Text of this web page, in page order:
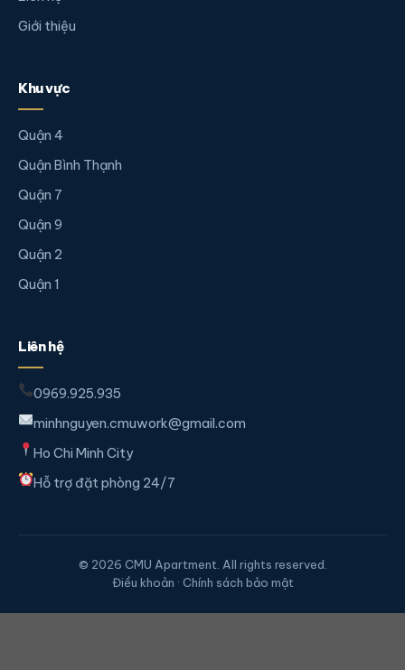
Giới thiệu
Khu vực
Quận 4
Quận Bình Thạnh
Quận 7
Quận 9
Quận 2
Quận 1
Liên hệ
0969.925.935
minhnguyen.cmuwork@gmail.com
Ho Chi Minh City
Hỗ trợ đặt phòng 24/7
© 2026 CMU Apartment. All rights reserved.
Điều khoản · Chính sách bảo mật